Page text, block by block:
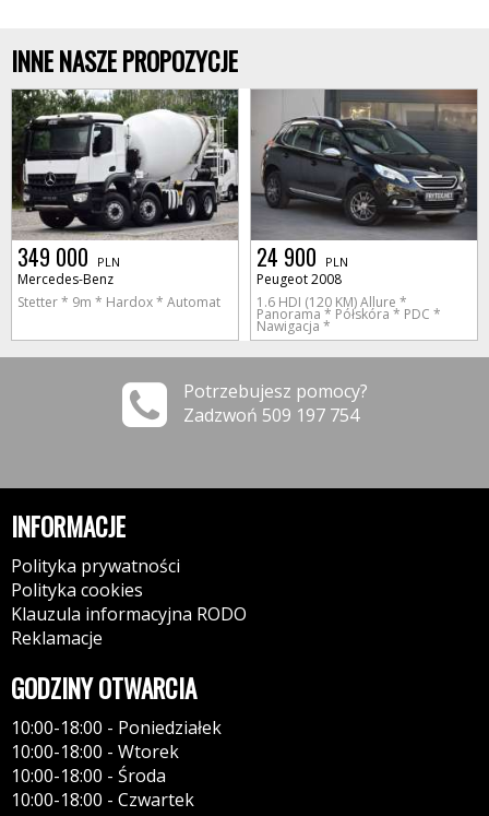
INNE NASZE PROPOZYCJE
349 000 PLN
Mercedes-Benz
Stetter * 9m * Hardox * Automat
24 900 PLN
Peugeot 2008
1.6 HDI (120 KM) Allure *
Panorama * Półskóra * PDC *
Nawigacja *
Potrzebujesz pomocy?
Zadzwoń 509 197 754
INFORMACJE
Polityka prywatności
Polityka cookies
Klauzula informacyjna RODO
Reklamacje
GODZINY OTWARCIA
10:00-18:00 - Poniedziałek
10:00-18:00 - Wtorek
10:00-18:00 - Środa
10:00-18:00 - Czwartek